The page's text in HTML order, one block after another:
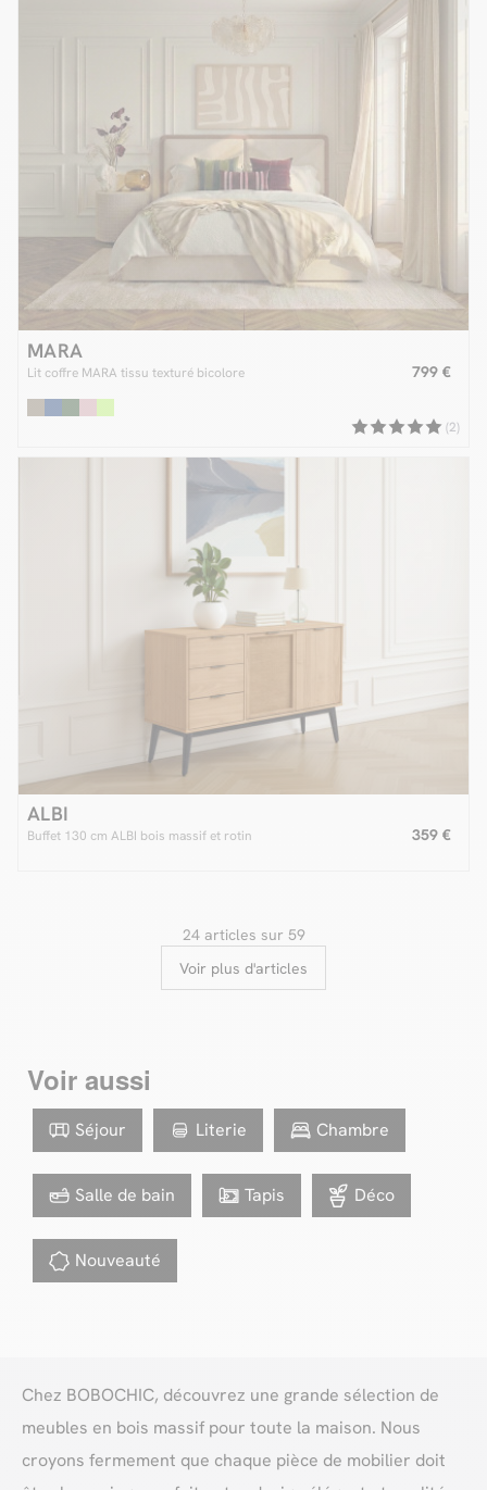
MARA
Lit coffre MARA tissu texturé bicolore 799 €
(2)
ALBI
Buffet 130 cm ALBI bois massif et rotin 359 €
24 articles sur 59
Voir plus d'articles
Voir aussi
Séjour Literie Chambre
Salle de bain Tapis Déco
Nouveauté
Chez BOBOCHIC, découvrez une grande sélection de
meubles en bois massif pour toute la maison. Nous
croyons fermement que chaque pièce de mobilier doit